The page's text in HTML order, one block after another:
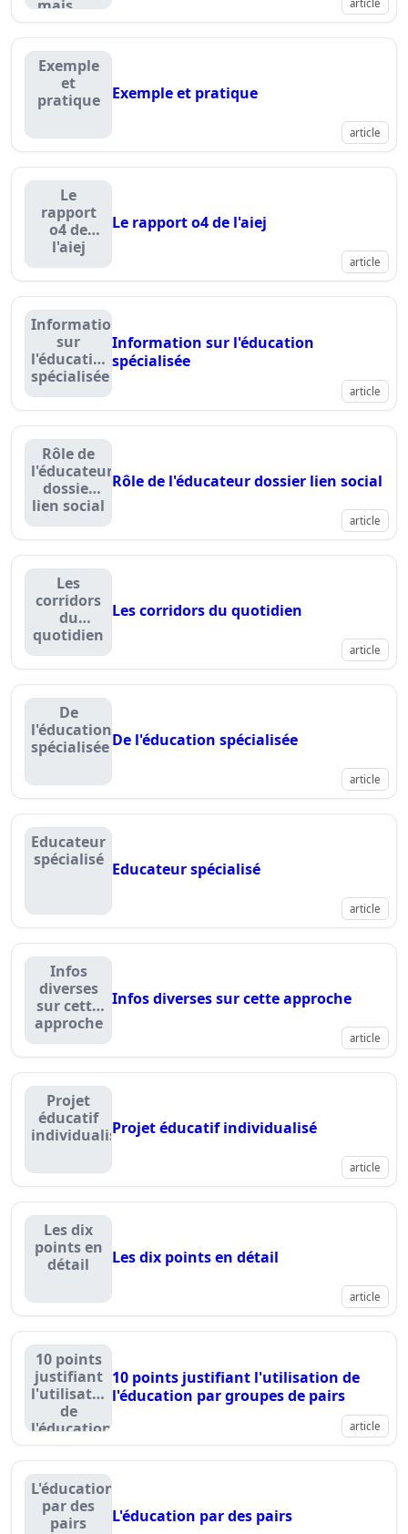
mais...... article
Exemple
et
pratique
Exemple et pratique
article
Le
rapport
o4 de
l'aiej
Le rapport o4 de l'aiej
article
Information
sur
l'éducation
spécialisée
Information sur l'éducation
spécialisée
article
Rôle de
l'éducateur
dossier
lien social
Rôle de l'éducateur dossier lien social
article
Les
corridors
du
quotidien
Les corridors du quotidien
article
De
l'éducation
spécialiséeDe l'éducation spécialisée
article
Educateur
spécialisé Educateur spécialisé
article
Infos
diverses
sur cette
approche
Infos diverses sur cette approche
article
Projet
éducatif
individualiséProjet éducatif individualisé
article
Les dix
points en
détail
Les dix points en détail
article
10 points
justifiant
l'utilisation
de
l'éducation
par
groupes
de pairs
10 points justifiant l'utilisation de
l'éducation par groupes de pairs
article
L'éducation
par des
pairs
L'éducation par des pairs